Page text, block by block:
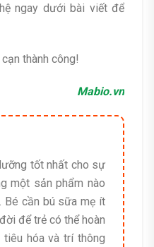
ngay dưới bài viết để
thành công!
Mabio.vn
tốt nhất cho sự
một sản phẩm nào
Bé cần bú sữa mẹ ít
để trẻ có thể hoàn
hóa và trí thông